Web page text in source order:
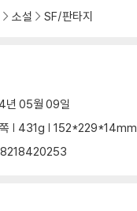
소설 SF/판타지
년 05월 09일
| 431g | 152*229*14mm